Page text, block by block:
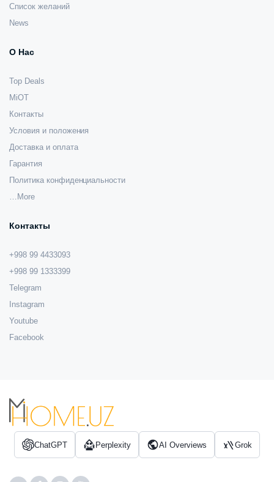
Список желаний
News
О Нас
Top Deals
MiOT
Контакты
Условия и положения
Доставка и оплата
Гарантия
Политика конфиденциальности
…More
Контакты
+998 99 4433093
+998 99 1333399
Telegram
Instagram
Youtube
Facebook
ChatGPT Perplexity AI Overviews Grok